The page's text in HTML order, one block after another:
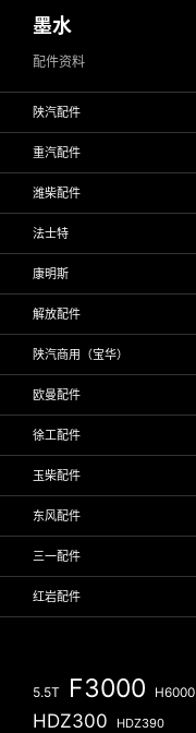
至
墨水
配件资料
陕汽配件
重汽配件
潍柴配件
法士特
康明斯
解放配件
陕汽商用（宝华）
欧曼配件
徐工配件
玉柴配件
东风配件
三一配件
红岩配件
5.5T F3000 H6000
HDZ300 HDZ390